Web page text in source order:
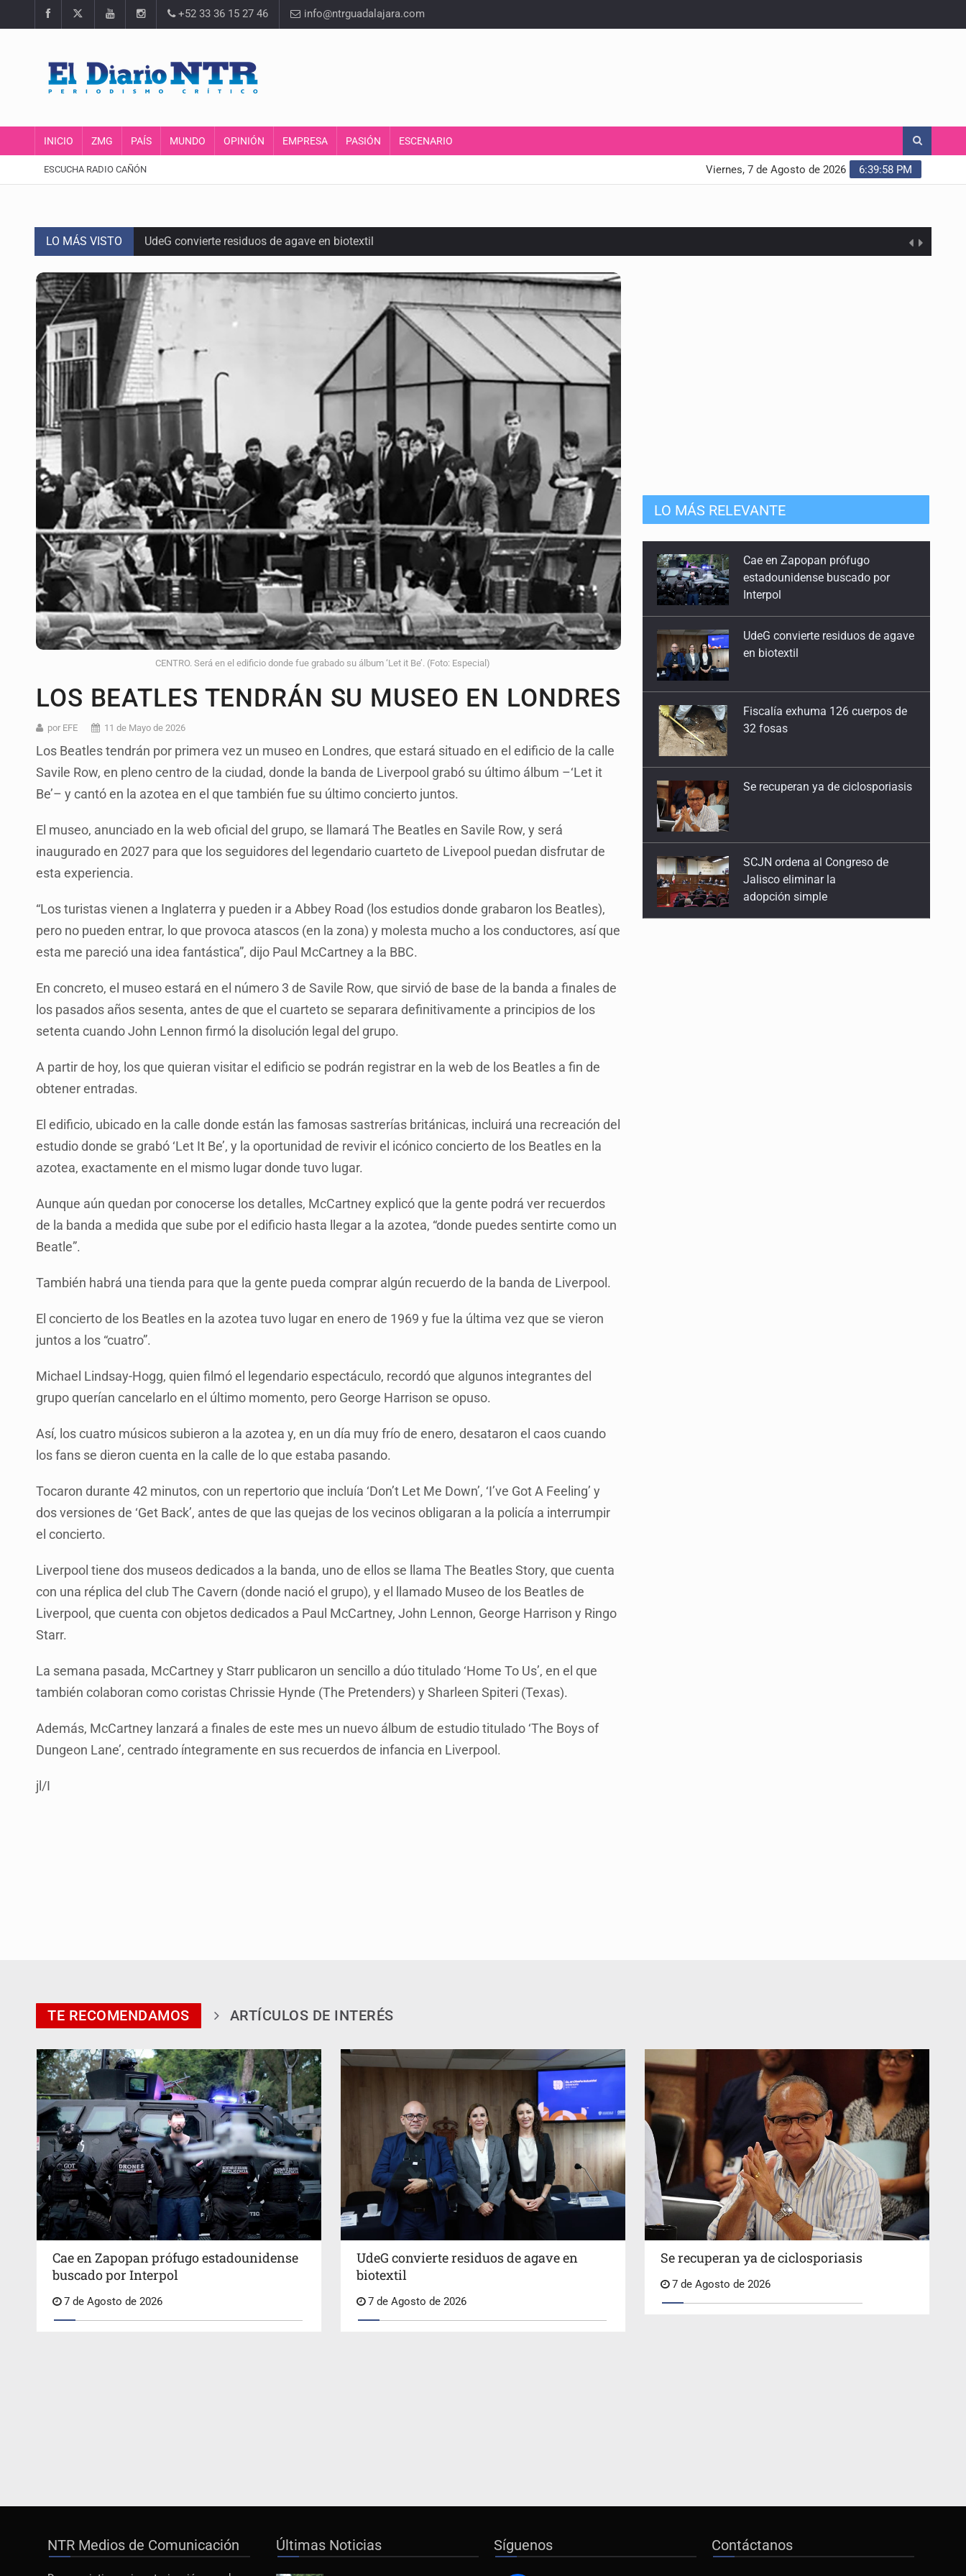
+52 33 36 15 27 46 info@ntrguadalajara.com
INICIO ZMG PAÍS MUNDO OPINIÓN EMPRESA PASIÓN ESCENARIO
ESCUCHA RADIO CAÑÓN 6:39:59 PM
Viernes, 7 de Agosto de 2026
LO MÁS VISTO UdeG convierte residuos de agave en biotextil
Quinto Patio
Se recuperan ya de ciclosporiasis
SCJN ordena al Congreso de Jalisco eliminar la adopción simple
Fiscalía exhuma 126 cuerpos de 32 fosas
Al archivo la mitad de quejas contra el Siapa
Ya hay solicitud de audiencia de imputación en caso Eli Castro
Vecinos acusan retiro de árboles; Ijalvi niega tala
Buscan mantener tradiciones con Feria Corazón de Artesano
Cae en Zapopan prófugo estadounidense buscado por Interpol
CENTRO. Será en el edificio donde fue grabado su álbum ‘Let it Be’. (Foto: Especial)
LOS BEATLES TENDRÁN SU MUSEO EN LONDRES
por EFE 11 de Mayo de 2026
Los Beatles tendrán por primera vez un museo en Londres, que estará situado en el edificio de la calle
Savile Row, en pleno centro de la ciudad, donde la banda de Liverpool grabó su último álbum –‘Let it
Be’– y cantó en la azotea en el que también fue su último concierto juntos.
El museo, anunciado en la web oficial del grupo, se llamará The Beatles en Savile Row, y será
inaugurado en 2027 para que los seguidores del legendario cuarteto de Livepool puedan disfrutar de
esta experiencia.
“Los turistas vienen a Inglaterra y pueden ir a Abbey Road (los estudios donde grabaron los Beatles),
pero no pueden entrar, lo que provoca atascos (en la zona) y molesta mucho a los conductores, así que
esta me pareció una idea fantástica”, dijo Paul McCartney a la BBC.
En concreto, el museo estará en el número 3 de Savile Row, que sirvió de base de la banda a finales de
los pasados años sesenta, antes de que el cuarteto se separara definitivamente a principios de los
setenta cuando John Lennon firmó la disolución legal del grupo.
A partir de hoy, los que quieran visitar el edificio se podrán registrar en la web de los Beatles a fin de
obtener entradas.
El edificio, ubicado en la calle donde están las famosas sastrerías británicas, incluirá una recreación del
estudio donde se grabó ‘Let It Be’, y la oportunidad de revivir el icónico concierto de los Beatles en la
azotea, exactamente en el mismo lugar donde tuvo lugar.
Aunque aún quedan por conocerse los detalles, McCartney explicó que la gente podrá ver recuerdos
de la banda a medida que sube por el edificio hasta llegar a la azotea, “donde puedes sentirte como un
Beatle”.
También habrá una tienda para que la gente pueda comprar algún recuerdo de la banda de Liverpool.
El concierto de los Beatles en la azotea tuvo lugar en enero de 1969 y fue la última vez que se vieron
juntos a los “cuatro”.
Michael Lindsay-Hogg, quien filmó el legendario espectáculo, recordó que algunos integrantes del
grupo querían cancelarlo en el último momento, pero George Harrison se opuso.
Así, los cuatro músicos subieron a la azotea y, en un día muy frío de enero, desataron el caos cuando
los fans se dieron cuenta en la calle de lo que estaba pasando.
Tocaron durante 42 minutos, con un repertorio que incluía ‘Don’t Let Me Down’, ‘I’ve Got A Feeling’ y
dos versiones de ‘Get Back’, antes de que las quejas de los vecinos obligaran a la policía a interrumpir
el concierto.
Liverpool tiene dos museos dedicados a la banda, uno de ellos se llama The Beatles Story, que cuenta
con una réplica del club The Cavern (donde nació el grupo), y el llamado Museo de los Beatles de
Liverpool, que cuenta con objetos dedicados a Paul McCartney, John Lennon, George Harrison y Ringo
Starr.
La semana pasada, McCartney y Starr publicaron un sencillo a dúo titulado ‘Home To Us’, en el que
también colaboran como coristas Chrissie Hynde (The Pretenders) y Sharleen Spiteri (Texas).
Además, McCartney lanzará a finales de este mes un nuevo álbum de estudio titulado ‘The Boys of
Dungeon Lane’, centrado íntegramente en sus recuerdos de infancia en Liverpool.
jl/I
LO MÁS RELEVANTE
UdeG convierte residuos de agave
en biotextil
Fiscalía exhuma 126 cuerpos de
32 fosas
Se recuperan ya de ciclosporiasis
SCJN ordena al Congreso de
Cae ex mando por agresión a ex
pareja y procesan a agente por
abuso a menor
TE RECOMENDAMOS ARTÍCULOS DE INTERÉS
Cae en Zapopan prófugo estadounidense
buscado por Interpol
7 de Agosto de 2026
UdeG convierte residuos de agave en
biotextil
7 de Agosto de 2026
Se recuperan ya de ciclosporiasis
7 de Agosto de 2026
NTR Medios de Comunicación Últimas Noticias Síguenos Contáctanos